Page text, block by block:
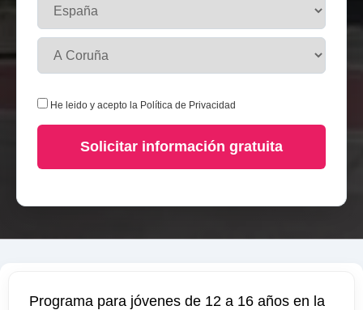
He leido y acepto la Política de Privacidad
Solicitar información gratuita
Programa para jóvenes de 12 a 16 años en la